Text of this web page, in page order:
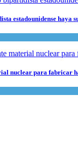
estadounidense haya
nuclear para fabricar